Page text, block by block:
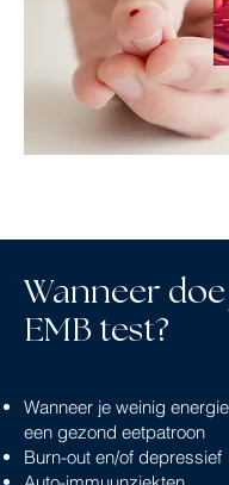
Wanneer
EMB test?
Wanneer je weinig
een gezond eetpatroon
Burn-out en/of depressief